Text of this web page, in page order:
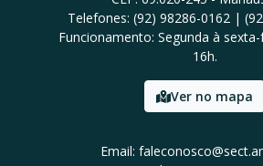
Telefones: (92) 98286-0162 |
Funcionamento: Segunda à
16h.
Ver no mapa
Email: